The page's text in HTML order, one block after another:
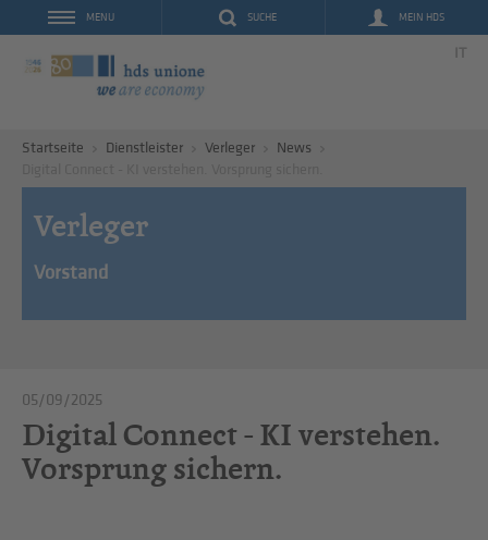
SUCHE MEIN HDS
MENU
IT
Startseite Dienstleister Verleger
News
Verleger
Vorstand
05/09/2025
Digital Connect - KI verstehen.
Vorsprung sichern.